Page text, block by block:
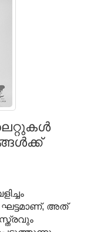
ഘട്ടമാണ്, അത്